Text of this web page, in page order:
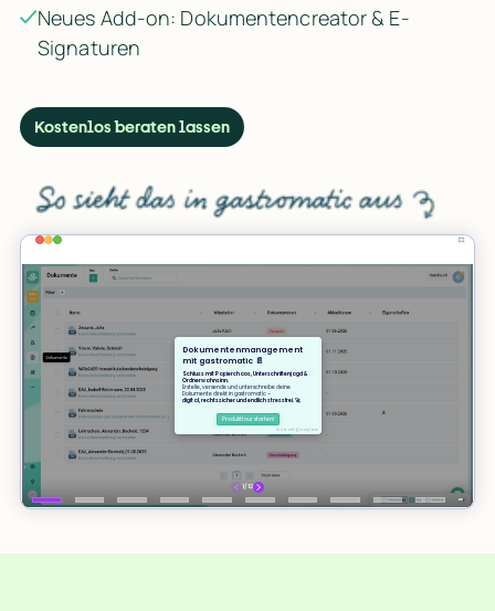
Neues Add-on: Dokumentencreator & E-
Signaturen
Kostenlos beraten lassen